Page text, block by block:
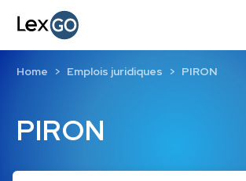
PIRON
Home Emplois juridiques PIRON